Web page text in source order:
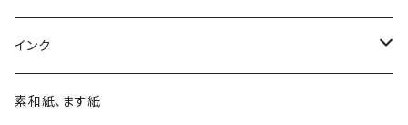
四季の印
四季の印・こばこ
インク
アートニックS
素和紙、ます紙